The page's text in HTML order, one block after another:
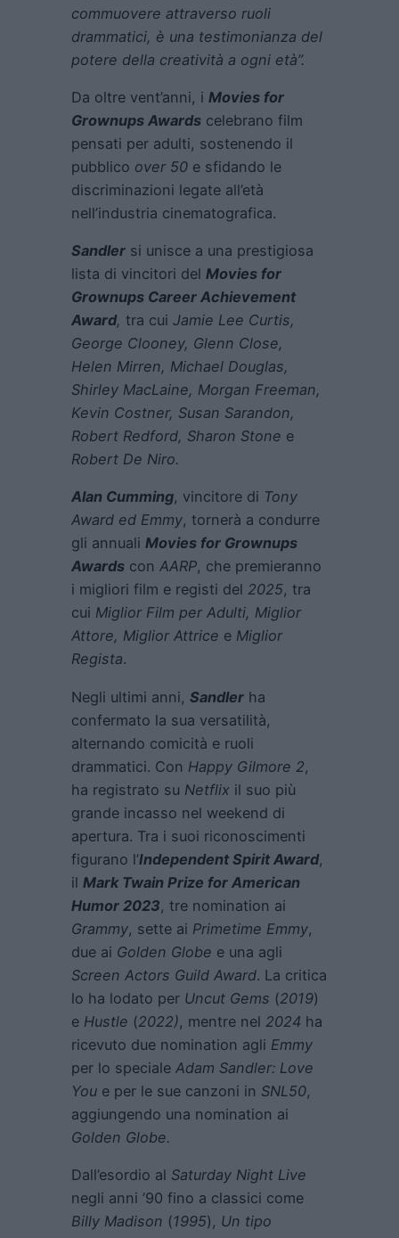
commuovere attraverso ruoli
drammatici, è una testimonianza del
potere della creatività a ogni età”.
Da oltre vent’anni, i Movies for
Grownups Awards celebrano film
pensati per adulti, sostenendo il
pubblico over 50 e sfidando le
discriminazioni legate all’età
nell’industria cinematografica.
Sandler si unisce a una prestigiosa
lista di vincitori del Movies for
Grownups Career Achievement
Award, tra cui Jamie Lee Curtis,
George Clooney, Glenn Close,
Helen Mirren, Michael Douglas,
Shirley MacLaine, Morgan Freeman,
Kevin Costner, Susan Sarandon,
Robert Redford, Sharon Stone e
Robert De Niro.
Alan Cumming, vincitore di Tony
Award ed Emmy, tornerà a condurre
gli annuali Movies for Grownups
Awards con AARP, che premieranno
i migliori film e registi del 2025, tra
cui Miglior Film per Adulti, Miglior
Attore, Miglior Attrice e Miglior
Regista.
Negli ultimi anni, Sandler ha
confermato la sua versatilità,
alternando comicità e ruoli
drammatici. Con Happy Gilmore 2,
ha registrato su Netflix il suo più
grande incasso nel weekend di
apertura. Tra i suoi riconoscimenti
figurano l’Independent Spirit Award,
il Mark Twain Prize for American
Humor 2023, tre nomination ai
Grammy, sette ai Primetime Emmy,
due ai Golden Globe e una agli
Screen Actors Guild Award. La critica
lo ha lodato per Uncut Gems (2019)
e Hustle (2022), mentre nel 2024 ha
ricevuto due nomination agli Emmy
per lo speciale Adam Sandler: Love
You e per le sue canzoni in SNL50,
aggiungendo una nomination ai
Golden Globe.
Dall’esordio al Saturday Night Live
negli anni ’90 fino a classici come
Billy Madison (1995), Un tipo